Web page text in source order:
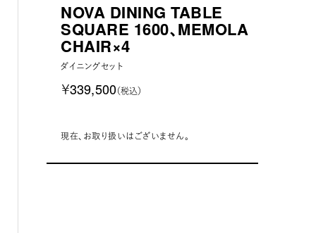
NOVA DINING TABLE
SQUARE 1600、MEMOLA
CHAIR×4
ダイニングセット
￥339,500（税込）
現在、お取り扱いはございません。